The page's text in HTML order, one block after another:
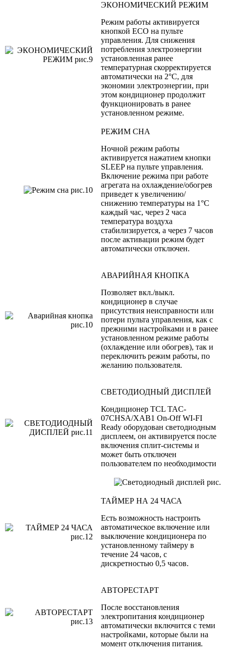
ЭКОНОМИЧЕСКИЙ РЕЖИМ
Режим работы активируется
кнопкой ECO на пульте
управления. Для снижения
потребления электроэнергии
установленная ранее
температурная скорректируется
автоматически на 2°С, для
экономии электроэнергии, при
этом кондиционер продолжит
функционировать в ранее
установленном режиме.
РЕЖИМ СНА
Ночной режим работы
активируется нажатием кнопки
SLEEP на пульте управления.
Включение режима при работе
агрегата на охлаждение/обогрев
приведет к увеличению/
снижению температуры на 1°С
каждый час, через 2 часа
температура воздуха
стабилизируется, а через 7 часов
после активации режим будет
автоматически отключен.
АВАРИЙНАЯ КНОПКА
Позволяет вкл./выкл.
кондиционер в случае
присутствия неисправности или
потери пульта управления, как с
прежними настройками и в ранее
установленном режиме работы
(охлаждение или обогрев), так и
переключить режим работы, по
желанию пользователя.
СВЕТОДИОДНЫЙ ДИСПЛЕЙ
Кондиционер TCL TAC-
07CHSA/XAB1 On-Off WI-FI
Ready оборудован светодиодным
дисплеем, он активируется после
включения сплит-системы и
может быть отключен
пользователем по необходимости
ТАЙМЕР НА 24 ЧАСА
Есть возможность настроить
автоматическое включение или
выключение кондиционера по
установленному таймеру в
течение 24 часов, с
дискретностью 0,5 часов.
АВТОРЕСТАРТ
После восстановления
электропитания кондиционер
автоматически включится с теми
настройками, которые были на
момент отключения питания.